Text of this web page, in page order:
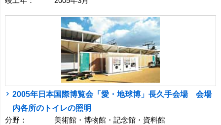
2005年日本国際博覧会「愛・地球博」長久手会場 会場
内各所のトイレの照明
分野：
美術館・博物館・記念館・資料館